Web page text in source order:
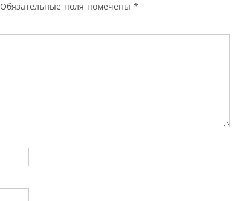
Обязательные поля помечены *